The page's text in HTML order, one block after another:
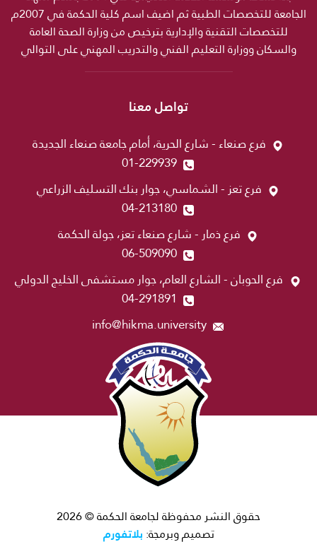
الجامعة للتخصصات الطبية ثم اضيف اسم كلية الحكمة في 2007م
للتخصصات التقنية والإدارية بترخيص من وزارة الصحة العامة
والسكان ووزارة التعليم الفني والتدريب المهني على التوالي
تواصل معنا
فرع صنعاء - شارع الحرية، أمام جامعة صنعاء الجديدة
01-229939
فرع تعز - الشماسي، جوار بنك التسليف الزراعي
04-213180
فرع ذمار - شارع صنعاء تعز، جولة الحكمة
06-509090
فرع الحوبان - الشارع العام، جوار مستشفى الخليج الدولي
04-291891
info@hikma.university
حقوق النشر محفوظة لجامعة الحكمة © 2026
تصميم وبرمجة: بلاتفورم